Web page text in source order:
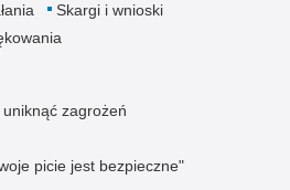
Skargi i wnioski
uniknąć zagrożeń
picie jest bezpieczne"